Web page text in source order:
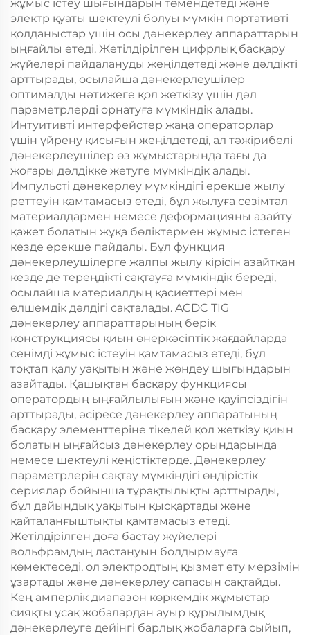
жұмыс істеу шығындарын төмендетеді және
электр қуаты шектеулі болуы мүмкін портативті
қолданыстар үшін осы дәнекерлеу аппараттарын
ыңғайлы етеді. Жетілдірілген цифрлық басқару
жүйелері пайдалануды жеңілдетеді және дәлдікті
арттырады, осылайша дәнекерлеушілер
оптималды нәтижеге қол жеткізу үшін дәл
параметрлерді орнатуға мүмкіндік алады.
Интуитивті интерфейстер жаңа операторлар
үшін үйрену қисығын жеңілдетеді, ал тәжірибелі
дәнекерлеушілер өз жұмыстарында тағы да
жоғары дәлдікке жетуге мүмкіндік алады.
Импульсті дәнекерлеу мүмкіндігі ерекше жылу
реттеуін қамтамасыз етеді, бұл жылуға сезімтал
материалдармен немесе деформацияны азайту
қажет болатын жұқа бөліктермен жұмыс істеген
кезде ерекше пайдалы. Бұл функция
дәнекерлеушілерге жалпы жылу кірісін азайтқан
кезде де тереңдікті сақтауға мүмкіндік береді,
осылайша материалдың қасиеттері мен
өлшемдік дәлдігі сақталады. ACDC TIG
дәнекерлеу аппараттарының берік
конструкциясы қиын өнеркәсіптік жағдайларда
сенімді жұмыс істеуін қамтамасыз етеді, бұл
тоқтап қалу уақытын және жөндеу шығындарын
азайтады. Қашықтан басқару функциясы
оператордың ыңғайлылығын және қауіпсіздігін
арттырады, әсіресе дәнекерлеу аппаратының
басқару элементтеріне тікелей қол жеткізу қиын
болатын ыңғайсыз дәнекерлеу орындарында
немесе шектеулі кеңістіктерде. Дәнекерлеу
параметрлерін сақтау мүмкіндігі өндірістік
сериялар бойынша тұрақтылықты арттырады,
бұл дайындық уақытын қысқартады және
қайталанғыштықты қамтамасыз етеді.
Жетілдірілген доға бастау жүйелері
вольфрамдың ластануын болдырмауға
көмектеседі, ол электродтың қызмет ету мерзімін
ұзартады және дәнекерлеу сапасын сақтайды.
Кең амперлік диапазон көркемдік жұмыстар
сияқты ұсақ жобалардан ауыр құрылымдық
дәнекерлеуге дейінгі барлық жобаларға сыйып,